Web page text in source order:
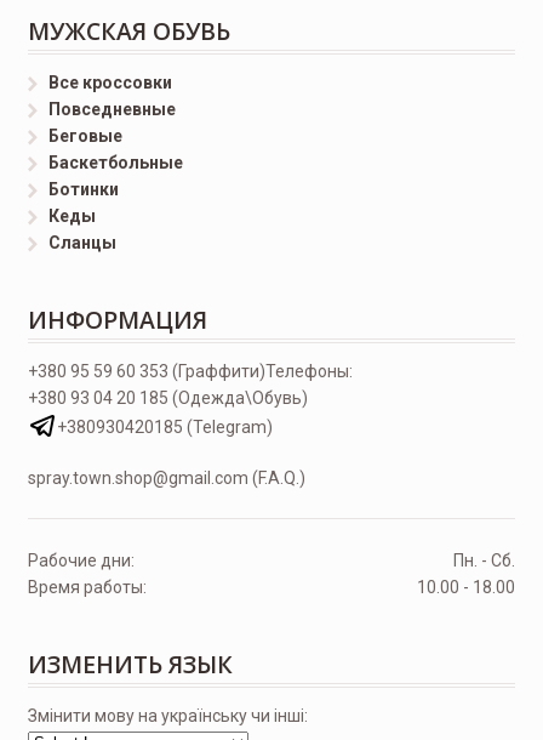
МУЖСКАЯ ОБУВЬ
Все кроссовки
Повседневные
Беговые
Баскетбольные
Ботинки
Кеды
Сланцы
ИНФОРМАЦИЯ
Телефоны:
+380 95 59 60 353 (Граффити)
+380 93 04 20 185 (Одежда\Обувь)
+380930420185 (Telegram)
spray.town.shop@gmail.com (F.A.Q.)
Рабочие дни:
Пн. - Сб.
Время работы:
10.00 - 18.00
ИЗМЕНИТЬ ЯЗЫК
Змінити мову на українську чи інші: